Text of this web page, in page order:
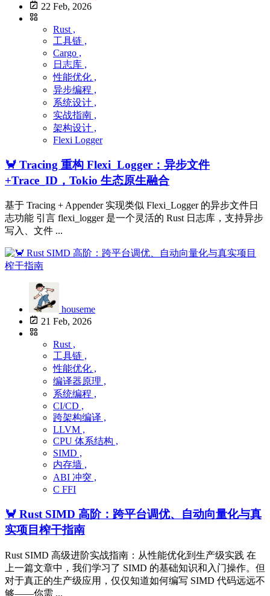
22 Feb, 2026
Rust ,
工具链 ,
Cargo ,
日志库 ,
性能优化 ,
异步编程 ,
系统设计 ,
实战指南 ,
架构设计 ,
Flexi Logger
🦀 Tracing 重构 Flexi_Logger：异步文件
+Trace_ID，Tokio 生态原生融合
基于 Tracing + Appender 实现类似 Flexi_Logger 的异步文件日
志功能 引言 flexi_logger 是一个灵活的 Rust 日志库，支持异步
写入、文件 ...
houseme
21 Feb, 2026
Rust ,
工具链 ,
性能优化 ,
编译器原理 ,
系统编程 ,
CI/CD ,
跨架构编译 ,
LLVM ,
CPU 体系结构 ,
SIMD ,
内存墙 ,
ABI 冲突 ,
C FFI
🦀 Rust SIMD 高阶：跨平台调优、自动向量化与真
实项目榨干指南
Rust SIMD 高级进阶实战指南：从性能优化到生产级实践 在
上一篇文章中，我们学习了 SIMD 的基础知识和入门操作。但
对于真正的生产级应用，仅仅知道如何编写 SIMD 代码远远不
够——你需 ...